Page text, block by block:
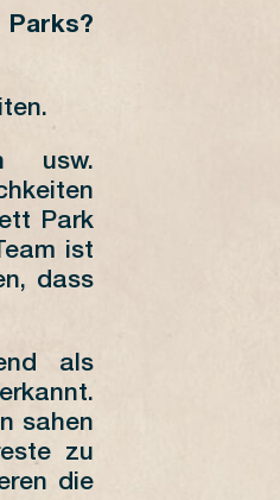
Parks?
usw.
Park
ist
dass
als
sahen
zu
die